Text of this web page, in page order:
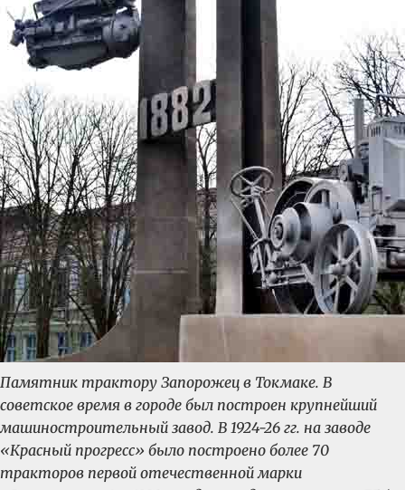
Памятник трактору Запорожец в Токмаке. В
советское время в городе был построен крупнейший
машиностроительный завод. В 1924-26 гг. на заводе
«Красный прогресс» было построено более 70
тракторов первой отечественной марки